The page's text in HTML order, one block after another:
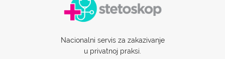
Nacionalni servis za zakazivanje
u privatnoj praksi.